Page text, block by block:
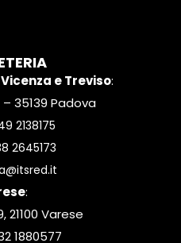
e Treviso:
– 35139 Padova
2138175
2645173
:
21100 Varese
1880577